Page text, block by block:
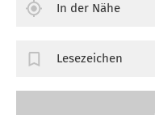
In der Nähe
Lesezeichen